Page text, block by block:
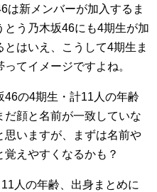
は新メンバーが加入するま
う乃木坂46にも4期生が加
はいえ、こうして4期生ま
てイメージですよね。
46の4期生・計11人の年齢
顔と名前が一致していな
思いますが、まずは名前や
えやすくなるかも？
人の年齢、出身まとめに